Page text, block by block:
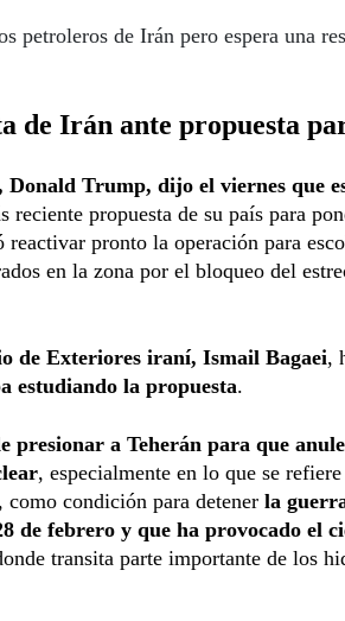
petroleros de Irán pero espera una
de Irán ante propuesta
Trump, dijo el viernes que
reciente propuesta de su país para
reactivar pronto la operación para
en la zona por el bloqueo del
de Exteriores iraní, Ismail Bagaei,
estudiando la propuesta.
presionar a Teherán para que
, especialmente en lo que se
condición para detener la
de febrero y que ha provocado el
transita parte importante de los